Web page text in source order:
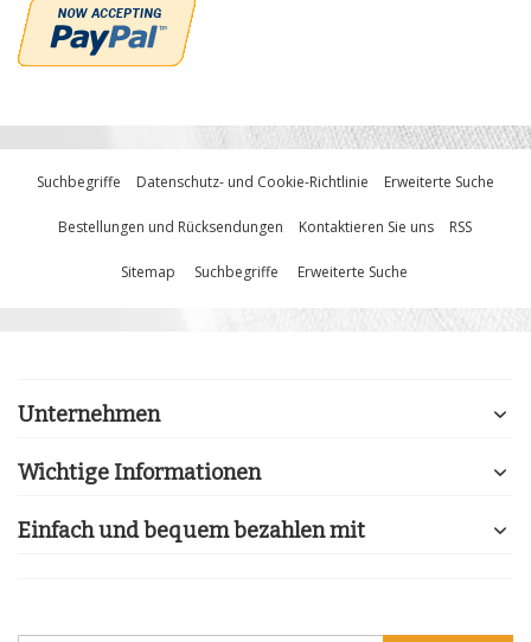
Suchbegriffe Datenschutz- und Cookie-Richtlinie Erweiterte Suche
Bestellungen und Rücksendungen Kontaktieren Sie uns RSS
Sitemap Suchbegriffe Erweiterte Suche
Unternehmen
Wichtige Informationen
Einfach und bequem bezahlen mit